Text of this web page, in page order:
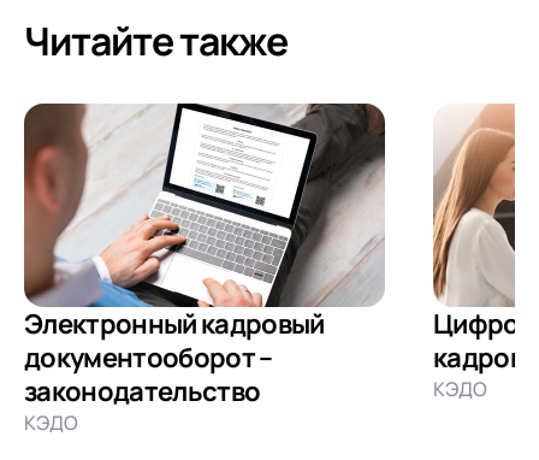
Читайте также
Электронный кадровый
документооборот –
законодательство
КЭДО
КЭДО